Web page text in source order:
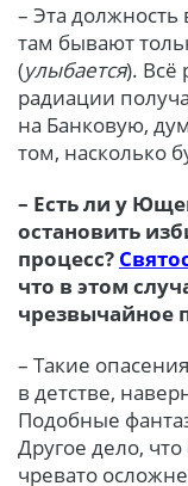
– Эта
там бывают
(улыбается). Всё
радиации
на Банковую,
том, насколько
– Есть ли у
остановить
процесс?
что в этом
чрезвычайное
– Такие
в детстве,
Подобные
Другое дело,
чревато